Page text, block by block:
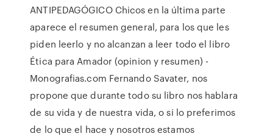
ANTIPEDAGÓGICO Chicos en la última parte
aparece el resumen general, para los que les
piden leerlo y no alcanzan a leer todo el libro
Ética para Amador (opinion y resumen) -
Monografias.com Fernando Savater, nos
propone que durante todo su libro nos hablara
de su vida y de nuestra vida, o si lo preferimos
de lo que el hace y nosotros estamos